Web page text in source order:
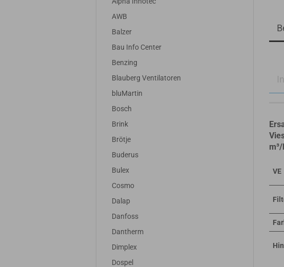
VE
AWB
Balzer
Bau Info Center
Benzing
Blauberg Ventilatoren
bluMartin
Bosch
Brink
Brötje
Buderus
Bulex
Cosmo
Dalap
Danfoss
Dantherm
Dimplex
Dospel